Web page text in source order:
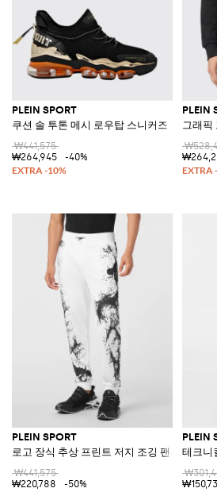
PLEIN SPORT
쿠션 솔 투톤 메시 로우탑 스니커즈
₩441,575
₩264,945
-40%
PLEIN
그래픽
PLEIN SPORT
로고 장식 추상 프린트 저지 조깅 팬츠
₩441,575
₩220,788
-50%
PLEIN
테크니